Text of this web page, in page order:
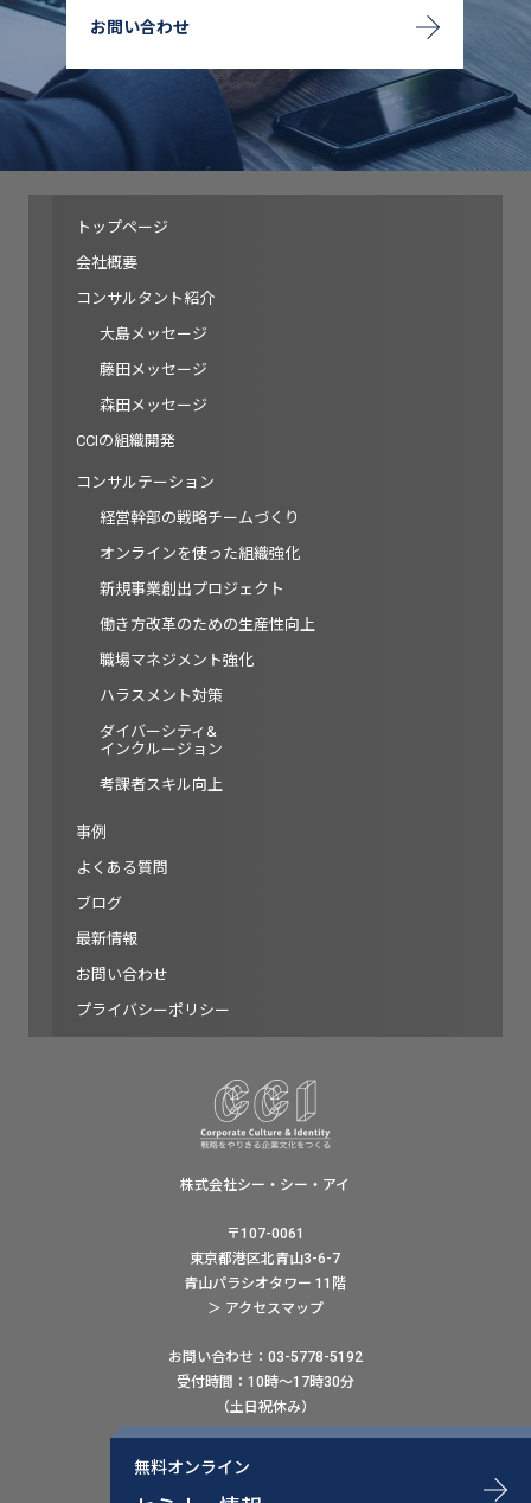
お問い合わせ
無料オンライン
トップページ
会社概要
コンサルタント紹介
大島メッセージ
藤田メッセージ
森田メッセージ
CCIの組織開発
コンサルテーション
経営幹部の戦略チームづくり
オンラインを使った組織強化
新規事業創出プロジェクト
働き方改革のための生産性向上
職場マネジメント強化
ハラスメント対策
ダイバーシティ&
インクルージョン
考課者スキル向上
事例
よくある質問
ブログ
最新情報
お問い合わせ
プライバシーポリシー
株式会社シー・シー・アイ
〒107-0061
東京都港区北青山3-6-7
青山パラシオタワー 11階
＞ アクセスマップ
お問い合わせ：03-5778-5192
受付時間：10時〜17時30分
（土日祝休み）
ウェブでのお問い合わせはこちら